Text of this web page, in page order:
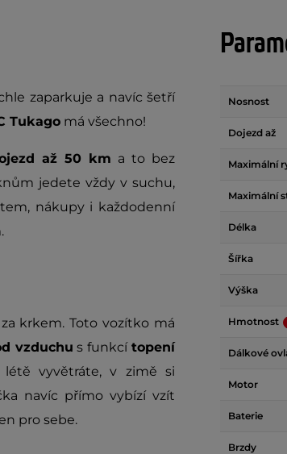
zaparkuje a navíc šetří
Tukago má všechno!
až 50 km a to bez
jedete vždy v suchu,
nákupy i každodenní
krkem. Toto vozítko má
vzduchu s funkcítopení
létě vyvětráte, v zimě si
navíc přímo vybízí vzít
pro sebe.
Nosnost
Dojezd až
Maximální
Maximální
Délka
Šířka
Výška
Hmotnost
Dálkové
Motor
Baterie
Brzdy